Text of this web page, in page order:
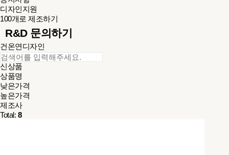
디자인지원
100개로 제조하기
R&D 문의하기
건온연디자인
신상품
상품명
낮은가격
높은가격
제조사
Total: 8